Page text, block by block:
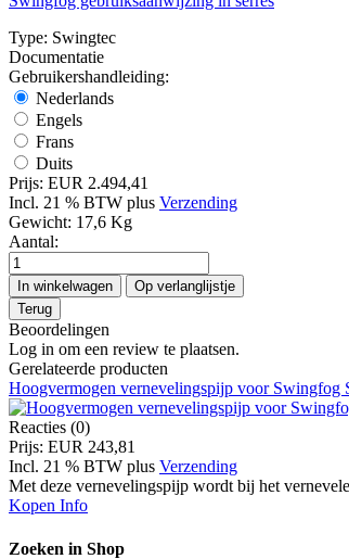
Type: Swingtec
Documentatie
Gebruikershandleiding:
Nederlands
Engels
Frans
Duits
Prijs: EUR 2.494,41
Incl. 21 % BTW plus Verzending
Gewicht: 17,6 Kg
Aantal:
Beoordelingen
Log in om een review te plaatsen.
Gerelateerde producten
Hoogvermogen vernevelingspijp voor Swingfog
Reacties (0)
Prijs: EUR 243,81
Incl. 21 % BTW plus Verzending
Met deze vernevelingspijp wordt bij het
Kopen Info
Zoeken in Shop